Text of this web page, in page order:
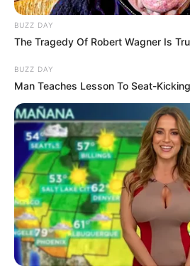
Pacar
Ia pernah berpacaran dengan Indah
Mirriam Eka
Ia diketahui pernah berpacaran
keduanya putus di tahun 2022.
Kekayaan
Tidak diketahui pasti berapa total
kekayaannya berasal dari kariernya
YouTuber.
BUZZ DAY
The Tragedy Of Robert Wagner Is
BUZZ DAY
Man Teaches Lesson To Seat-